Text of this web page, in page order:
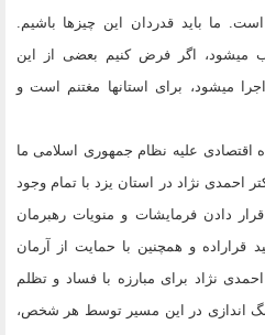
است. ما باید قدردان این چیزها باشیم.
میشود، اگر فرض کنیم بعضى از این
میشود، براى استانها مغتنم است و
اقتصادی علیه نظام جمهوری اسلامی ما
احمدی نژاد در استان یزد با تمام وجود
دادن فرمایشات و منویات رهبرمان
قراراده و همچنین با حمایت از آرمان
نژاد برای مبارزه با فساد و تظلم
اندازی در این مسیر توسط هر شخص،